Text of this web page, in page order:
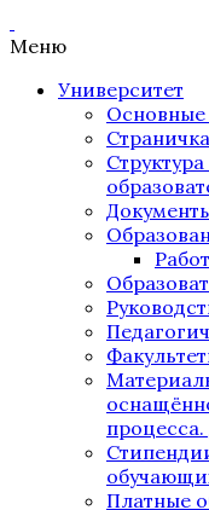
Меню
Университет
Основные
Платные